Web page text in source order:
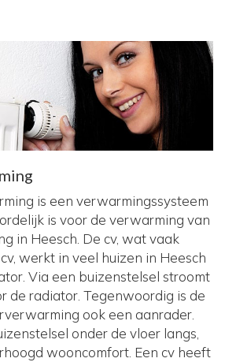
is een verwarmingssysteem
is voor de verwarming van
in Heesch. De cv, wat vaak
werkt in veel huizen in Heesch
Via een buizenstelsel stroomt
de radiator. Tegenwoordig is de
ook een aanrader.
onder de vloer langs,
wooncomfort. Een cv heeft